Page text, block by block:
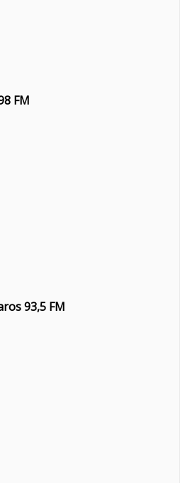
FM
93,5 FM